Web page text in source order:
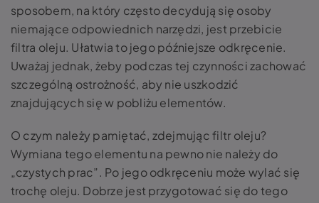
sposobem, na który często decydują się osoby
niemające odpowiednich narzędzi, jest przebicie
filtra oleju. Ułatwia to jego późniejsze odkręcenie.
Uważaj jednak, żeby podczas tej czynności zachować
szczególną ostrożność, aby nie uszkodzić
znajdujących się w pobliżu elementów.
O czym należy pamiętać, zdejmując filtr oleju?
Wymiana tego elementu na pewno nie należy do
„czystych prac”. Po jego odkręceniu może wylać się
trochę oleju. Dobrze jest przygotować się do tego